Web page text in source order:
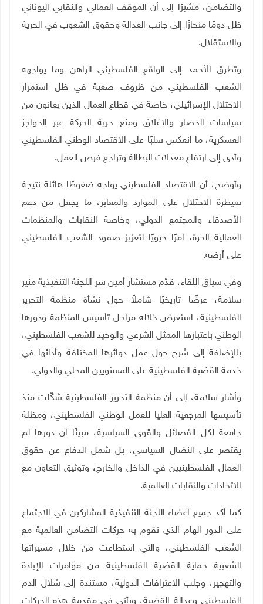
والتضامن، مشيرًا إلى أن الموقف العمالي والنقابي اليوناني
ظل دومًا منحازًا إلى جانب العدالة وحقوق الشعوب في الحرية
والاستقلال.
وتطرق الأحمد إلى الواقع الفلسطيني الراهن وما يواجهه
الشعب الفلسطيني من ظروف صعبة في ظل استمرار
الاحتلال الإسرائيلي، خاصة في قطاع العمال الذين يعانون من
سياسات الحصار والإغلاق ومنع حرية الحركة عبر الحواجز
العسكرية، ما انعكس سلبًا على الاقتصاد الوطني الفلسطيني
وأدى إلى ارتفاع معدلات البطالة وتراجع فرص العمل.
وأوضح، أن الاقتصاد الفلسطيني يواجه ضغوطًا هائلة نتيجة
سيطرة الاحتلال على الموارد والمعابر، ما يجعل من دعم
الأصدقاء والمجتمع الدولي، وخاصة النقابات والمنظمات
العمالية الحرة، أمرًا حيويًا لتعزيز صمود الشعب الفلسطيني
على أرضه.
وفي سياق اللقاء، قدّم مستشار أمين سر اللجنة التنفيذية منير
سلامة، عرضًا تاريخيًا شاملاً حول نشأة منظمة التحرير
الفلسطينية، استعرض خلاله مراحل تأسيس المنظمة ودورها
الوطني باعتبارها الممثل الشرعي والوحيد للشعب الفلسطيني،
بالإضافة إلى شرح حول عمل دوائرها المختلفة وأدائها في
خدمة القضية الفلسطينية على المستويين المحلي والدولي.
وأشار سلامة، إلى أن منظمة التحرير الفلسطينية شكّلت منذ
تأسيسها المرجعية العليا للعمل الوطني الفلسطيني، ومظلة
جامعة لكل الفصائل والقوى السياسية، مبينًا أن دورها لم
يقتصر على النضال السياسي، بل شمل الدفاع عن حقوق
العمال الفلسطينيين في الداخل والخارج، وتوثيق التعاون مع
الاتحادات والنقابات العالمية.
كما أكد جميع أعضاء اللجنة التنفيذية المشاركين في الاجتماع
على الدور الهام الذي تقوم به حركات التضامن العالمية مع
الشعب الفلسطيني، والتي استطاعت من خلال مسيراتها
الشعبية حماية القضية الفلسطينية من مؤامرات الإبادة
والتهجير، وجلب الاعترافات الدولية، مستندة إلى شلال الدم
الفلسطيني وعدالة القضية، ويأتي في مقدمة هذه الحركات